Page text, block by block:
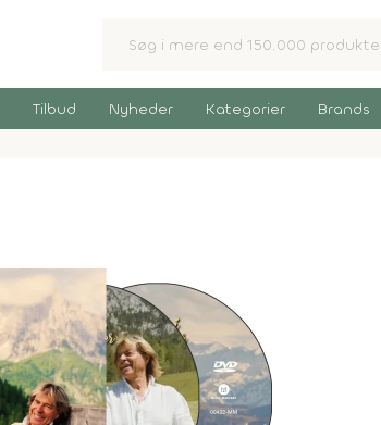
Tilbud Nyheder Kategorier Brands